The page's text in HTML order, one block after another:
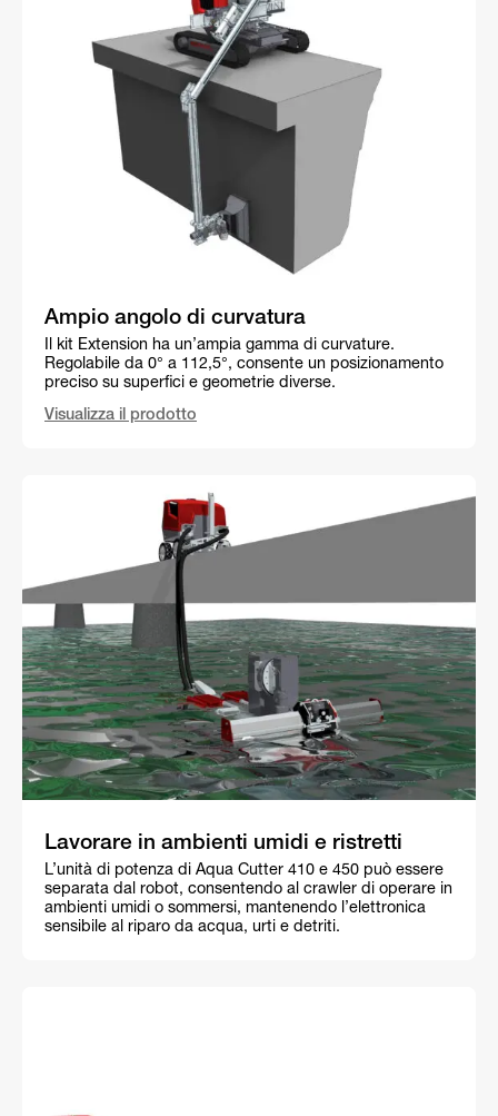
Ampio angolo di curvatura
Il kit Extension ha un’ampia gamma di curvature.
Regolabile da 0° a 112,5°, consente un posizionamento
preciso su superfici e geometrie diverse.
Visualizza il prodotto
Lavorare in ambienti umidi e ristretti
L’unità di potenza di Aqua Cutter 410 e 450 può essere
separata dal robot, consentendo al crawler di operare in
ambienti umidi o sommersi, mantenendo l’elettronica
sensibile al riparo da acqua, urti e detriti.